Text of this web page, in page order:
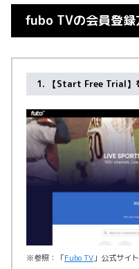
fubo TVの会員登録
1. 【Start Free Trial】
※参照：「Fubo TV 」公式サイト